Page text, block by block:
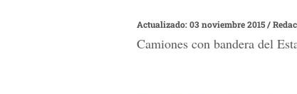
Actualizado: 03 noviembre 2015/
Camiones con bandera del